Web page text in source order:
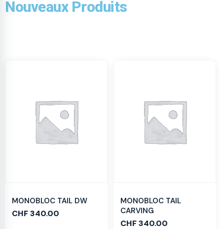
Nouveaux Produits
MONOBLOC TAIL DW
CHF340.00
MONOBLOC TAIL
CARVING
CHF340.00